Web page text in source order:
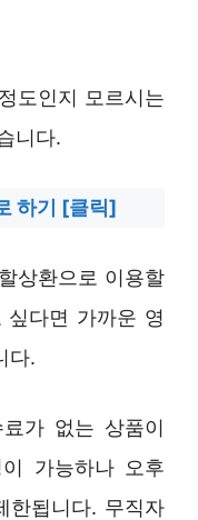
도인지 모르시는
니다.
하기 [클릭]
상환으로 이용할
싶다면 가까운 영
다.
가 없는 상품이
가능하나 오후
한됩니다. 무직자